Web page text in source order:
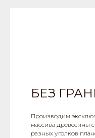
БЕЗ
Производим
массива древесины с
разных уголков